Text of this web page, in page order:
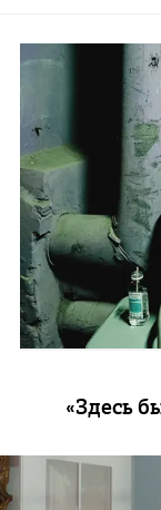
«Здесь